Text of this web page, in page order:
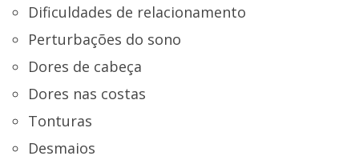
Dificuldades de relacionamento
Perturbações do sono
Dores de cabeça
Dores nas costas
Tonturas
Desmaios